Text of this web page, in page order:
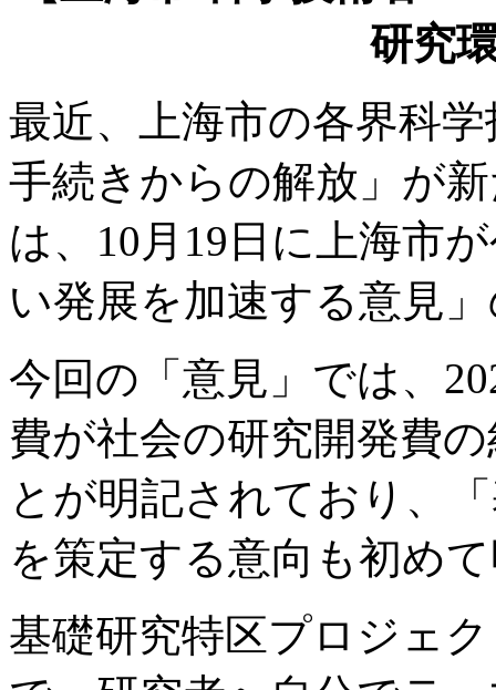
研究
最近、上海市の各界科
手続きからの解放」が
は、10月19日に上海市
い発展を加速する意見
今回の「意見」では、
費が社会の研究開発費
とが明記されており、
を策定する意向も初め
基礎研究特区プロジェ